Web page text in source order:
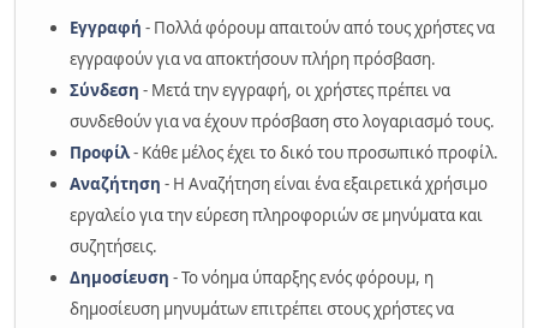
Εγγραφή - Πολλά φόρουμ απαιτούν από τους χρήστες να
εγγραφούν για να αποκτήσουν πλήρη πρόσβαση.
Σύνδεση - Μετά την εγγραφή, οι χρήστες πρέπει να
συνδεθούν για να έχουν πρόσβαση στο λογαριασμό τους.
Προφίλ- Κάθε μέλος έχει το δικό του προσωπικό προφίλ.
Αναζήτηση - Η Αναζήτηση είναι ένα εξαιρετικά χρήσιμο
εργαλείο για την εύρεση πληροφοριών σε μηνύματα και
συζητήσεις.
Δημοσίευση - Το νόημα ύπαρξης ενός φόρουμ, η
δημοσίευση μηνυμάτων επιτρέπει στους χρήστες να